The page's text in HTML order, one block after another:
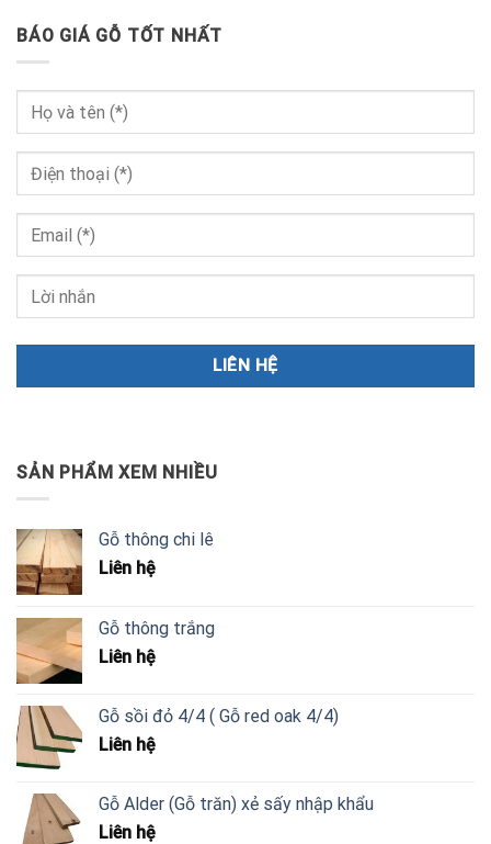
BÁO GIÁ GỖ TỐT NHẤT
SẢN PHẨM XEM NHIỀU
Gỗ thông chi lê
Liên hệ
Gỗ thông trắng
Liên hệ
Gỗ sồi đỏ 4/4 ( Gỗ red oak 4/4)
Liên hệ
Gỗ Alder (Gỗ trăn) xẻ sấy nhập khẩu
Liên hệ